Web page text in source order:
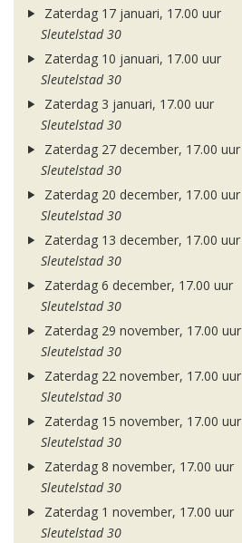
Zaterdag 17 januari, 17.00 uur
Sleutelstad 30
Zaterdag 10 januari, 17.00 uur
Sleutelstad 30
Zaterdag 3 januari, 17.00 uur
Sleutelstad 30
Zaterdag 27 december, 17.00 uur
Sleutelstad 30
Zaterdag 20 december, 17.00 uur
Sleutelstad 30
Zaterdag 13 december, 17.00 uur
Sleutelstad 30
Zaterdag 6 december, 17.00 uur
Sleutelstad 30
Zaterdag 29 november, 17.00 uur
Sleutelstad 30
Zaterdag 22 november, 17.00 uur
Sleutelstad 30
Zaterdag 15 november, 17.00 uur
Sleutelstad 30
Zaterdag 8 november, 17.00 uur
Sleutelstad 30
Zaterdag 1 november, 17.00 uur
Sleutelstad 30